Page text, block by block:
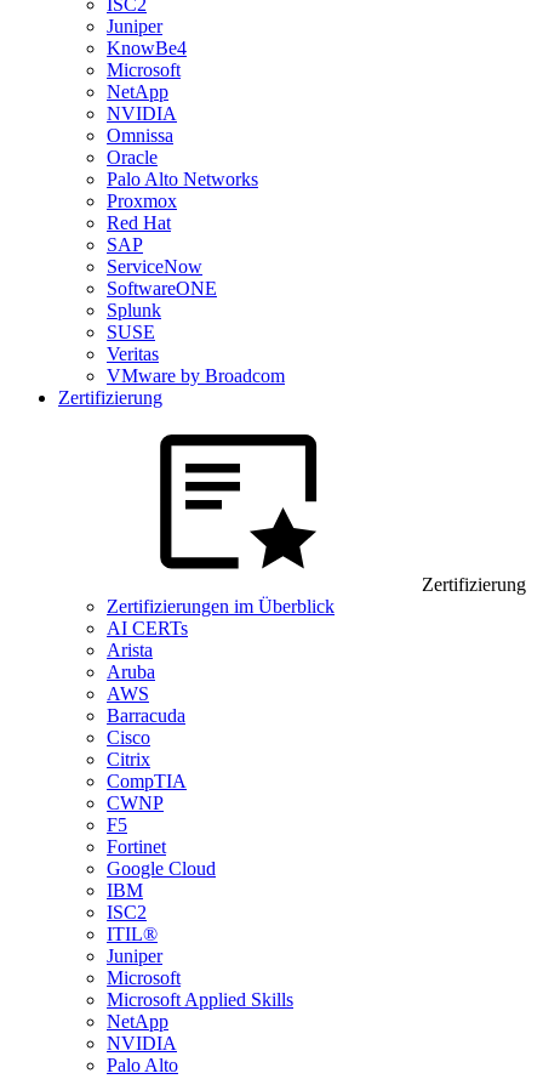
ISC2
Juniper
KnowBe4
Microsoft
NetApp
NVIDIA
Omnissa
Oracle
Palo Alto Networks
Proxmox
Red Hat
SAP
ServiceNow
SoftwareONE
Splunk
SUSE
Veritas
VMware by Broadcom
Zertifizierung
Zertifizierung
Zertifizierungen im Überblick
AI CERTs
Arista
Aruba
AWS
Barracuda
Cisco
Citrix
CompTIA
CWNP
F5
Fortinet
Google Cloud
IBM
ISC2
ITIL®
Juniper
Microsoft
Microsoft Applied Skills
NetApp
NVIDIA
Palo Alto